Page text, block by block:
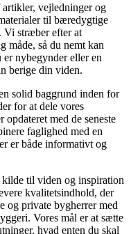
vejledninger og
til bæredygtige
Vi stræber efter at
måde, så du nemt kan
nybegynder eller en
berige din viden.
solid baggrund inden for
for at dele vores
med de seneste
faglighed med en
er både informativt og
til viden og inspiration
kvalitetsindhold, der
og private bygherrer med
Vores mål er at sætte
hvad enten du skal